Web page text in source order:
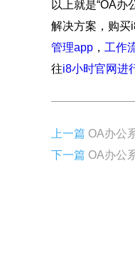
以上就是“OA
解决方案，购买
管理app ， 工作
往i8小时官网进
上一篇 OA办公
下一篇 OA办公